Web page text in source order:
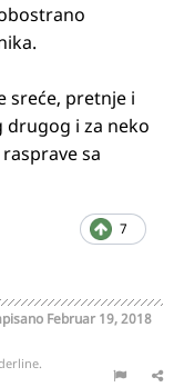
sreće, pretnje i
i za neko
sa
7
Februar 19, 2018